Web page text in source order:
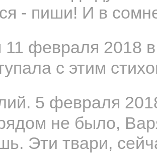
- пиши! И в
февраля 2018
с этим
5 февраля
не было,
Эти твари,